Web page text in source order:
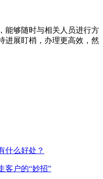
能够随时与相关人员进行方
进展盯梢，办理更高效，然
什么好处？
客户的“妙招”